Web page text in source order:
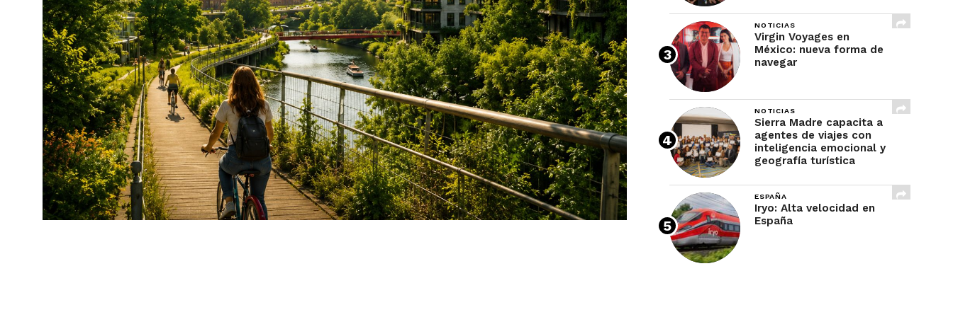
NOTICIAS
Virgin Voyages en
México: nueva forma de
navegar
NOTICIAS
Sierra Madre capacita a
agentes de viajes con
inteligencia emocional y
geografía turística
ESPAÑA
Iryo: Alta velocidad en
España